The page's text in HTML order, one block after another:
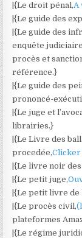
|{Le droit pénal,A
|{Le guide des
|{Le guide des
enquête
procès et
référence.}
|{Le guide des
prononcé-
|{Le juge et
librairies.}
|{Le Livre des
procedée,
|{Le livre noir
|{Le petit juge,
|{Le petit livre de
|{Le procès civil,
plateformes
|{Le régime